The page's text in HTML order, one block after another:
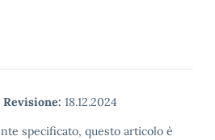
Revisione: 18.12.2024
specificato, questo articolo è